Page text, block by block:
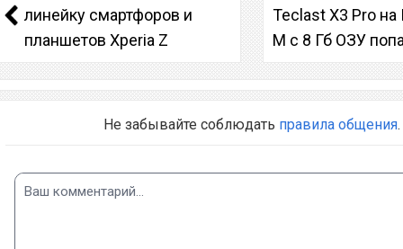
линейку смартфоров и
планшетов Xperia Z
Teclast X3 Pro на
M с 8 Гб ОЗУ
Не забывайте соблюдать правила общения.